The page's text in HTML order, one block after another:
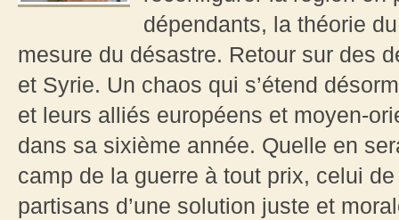
dépendants, la théorie
mesure du désastre. Retour sur des
et Syrie. Un chaos qui s’étend
et leurs alliés européens et moyen-
dans sa sixième année. Quelle en
camp de la guerre à tout prix, celui
partisans d’une solution juste et